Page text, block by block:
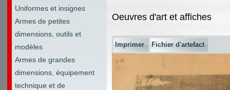
Uniformes et insignes
Armes de petites
dimensions, outils et
modèles
Armes de grandes
dimensions, équipement
technique et de
Oeuvres d'art et affiches
Imprimer Fichier d'artefact